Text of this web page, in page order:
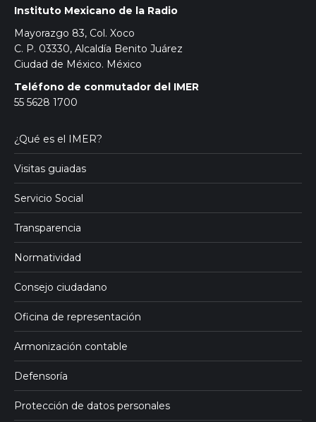
Instituto Mexicano de la Radio
Mayorazgo 83, Col. Xoco
C. P. 03330, Alcaldía Benito Juárez
Ciudad de México. México
Teléfono de conmutador del IMER
55 5628 1700
¿Qué es el IMER?
Visitas guiadas
Servicio Social
Transparencia
Normatividad
Consejo ciudadano
Oficina de representación
Armonización contable
Defensoría
Protección de datos personales